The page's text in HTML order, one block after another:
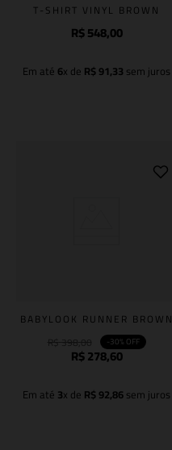
T-SHIRT VINYL BROWN
R$548,00
Em até 6x de R$91,33 sem juros
BABYLOOK RUNNER BROWN
-30% OFF
R$278,60
Em até 3x de R$92,86sem juros